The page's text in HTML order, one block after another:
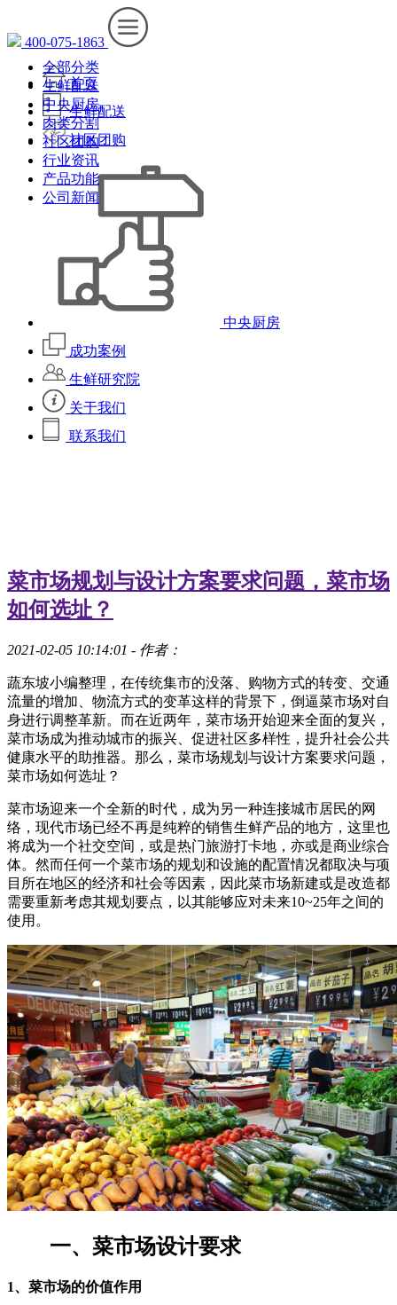
400-075-1863
首页
生鲜配送
社区团购
中央厨房
成功案例
生鲜研究院
关于我们
联系我们
全部分类
生鲜配送
中央厨房
肉类分割
社区团购
行业资讯
产品功能
公司新闻
菜市场规划与设计方案要求问题，菜市场
如何选址？
2021-02-05 10:14:01 - 作者：
蔬东坡小编整理，在传统集市的没落、购物方式的转变、交通
流量的增加、物流方式的变革这样的背景下，倒逼菜市场对自
身进行调整革新。而在近两年，菜市场开始迎来全面的复兴，
菜市场成为推动城市的振兴、促进社区多样性，提升社会公共
健康水平的助推器。那么，菜市场规划与设计方案要求问题，
菜市场如何选址？
菜市场迎来一个全新的时代，成为另一种连接城市居民的网
络，现代市场已经不再是纯粹的销售生鲜产品的地方，这里也
将成为一个社交空间，或是热门旅游打卡地，亦或是商业综合
体。然而任何一个菜市场的规划和设施的配置情况都取决与项
目所在地区的经济和社会等因素，因此菜市场新建或是改造都
需要重新考虑其规划要点，以其能够应对未来10~25年之间的
使用。
一、菜市场设计要求
1、菜市场的价值作用